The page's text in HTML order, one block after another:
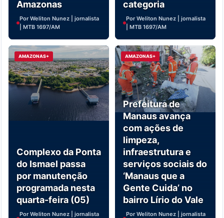
Amazonas
Por Weliton Nunez | jornalista
| MTB 1697/AM
categoria
Por Weliton Nunez | jornalista
| MTB 1697/AM
AMAZONAS+
Complexo da Ponta
do Ismael passa
por manutenção
programada nesta
quarta-feira (05)
Por Weliton Nunez | jornalista
AMAZONAS+
Prefeitura de
Manaus avança
com ações de
limpeza,
infraestrutura e
serviços sociais do
‘Manaus que a
Gente Cuida’ no
bairro Lírio do Vale
Por Weliton Nunez | jornalista